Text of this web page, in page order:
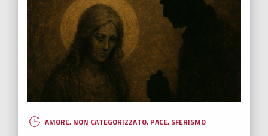
AMORE, NON CATEGORIZZATO, PACE, SFERISMO